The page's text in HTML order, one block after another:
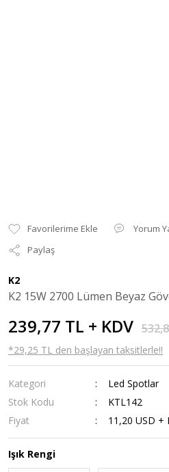
Yorum
Paylaş
K2
K2 15W 2700 Lümen Beyaz
239,77 TL + KDV
*29,25 TL den başlayan taksitlerle!!
Kategori
Led Spotlar
Stok Kodu
KTL142
Fiyat
11,20 USD +
Işık Rengi